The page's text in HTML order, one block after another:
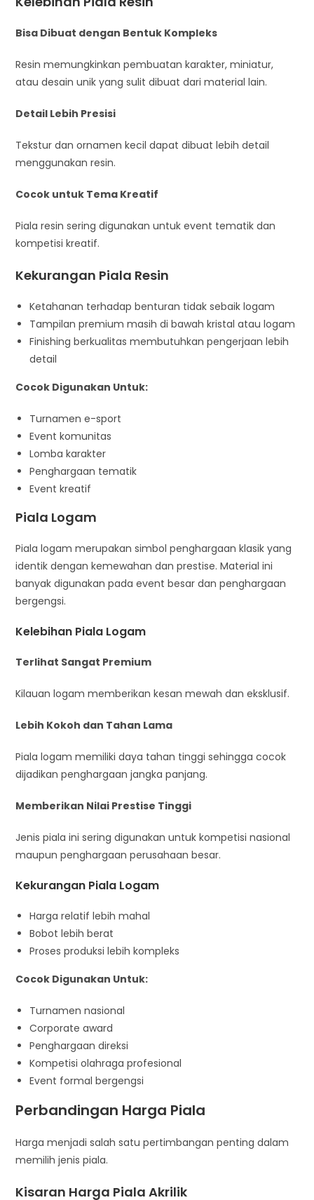
Bisa Dibuat dengan Bentuk Kompleks
Resin memungkinkan pembuatan karakter, miniatur,
atau desain unik yang sulit dibuat dari material lain.
Detail Lebih Presisi
Tekstur dan ornamen kecil dapat dibuat lebih detail
menggunakan resin.
Cocok untuk Tema Kreatif
Piala resin sering digunakan untuk event tematik dan
kompetisi kreatif.
Kekurangan Piala Resin
Ketahanan terhadap benturan tidak sebaik logam
Tampilan premium masih di bawah kristal atau logam
Finishing berkualitas membutuhkan pengerjaan lebih
detail
Cocok Digunakan Untuk:
Turnamen e-sport
Event komunitas
Lomba karakter
Penghargaan tematik
Event kreatif
Piala Logam
Piala logam merupakan simbol penghargaan klasik yang
identik dengan kemewahan dan prestise. Material ini
banyak digunakan pada event besar dan penghargaan
bergengsi.
Kelebihan Piala Logam
Terlihat Sangat Premium
Kilauan logam memberikan kesan mewah dan eksklusif.
Lebih Kokoh dan Tahan Lama
Piala logam memiliki daya tahan tinggi sehingga cocok
dijadikan penghargaan jangka panjang.
Memberikan Nilai Prestise Tinggi
Jenis piala ini sering digunakan untuk kompetisi nasional
maupun penghargaan perusahaan besar.
Kekurangan Piala Logam
Harga relatif lebih mahal
Bobot lebih berat
Proses produksi lebih kompleks
Cocok Digunakan Untuk:
Turnamen nasional
Corporate award
Penghargaan direksi
Kompetisi olahraga profesional
Event formal bergengsi
Perbandingan Harga Piala
Harga menjadi salah satu pertimbangan penting dalam
memilih jenis piala.
Kisaran Harga Piala Akrilik